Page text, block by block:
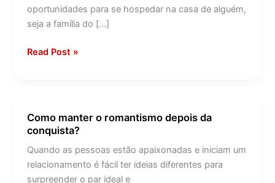
oportunidades para se hospedar na casa de alguém,
seja a família do […]
Read Post »
Como manter o romantismo depois da
conquista?
Quando as pessoas estão apaixonadas e iniciam um
relacionamento é fácil ter ideias diferentes para
surpreender o par ideal e
Como
manter
o
romantismo
depois